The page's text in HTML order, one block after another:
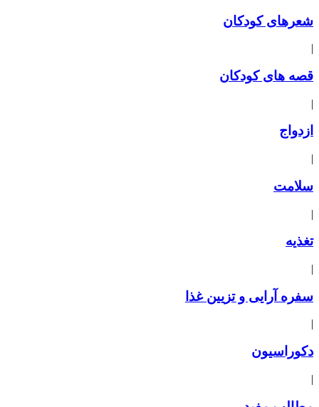
شعرهای کودکان
|
قصه های کودکان
|
ازدواج
|
سلامت
|
تغذیه
|
سفره آرایی و تزیین غذا
|
دکوراسیون
|